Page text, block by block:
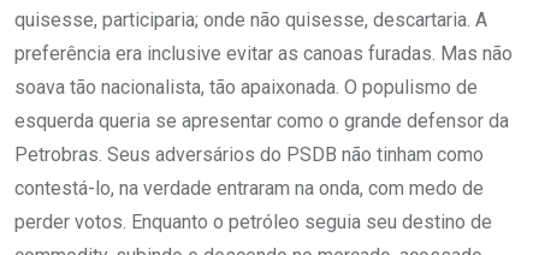
quisesse, participaria; onde não quisesse, descartaria. A
preferência era inclusive evitar as canoas furadas. Mas não
soava tão nacionalista, tão apaixonada. O populismo de
esquerda queria se apresentar como o grande defensor da
Petrobras. Seus adversários do PSDB não tinham como
contestá-lo, na verdade entraram na onda, com medo de
perder votos. Enquanto o petróleo seguia seu destino de